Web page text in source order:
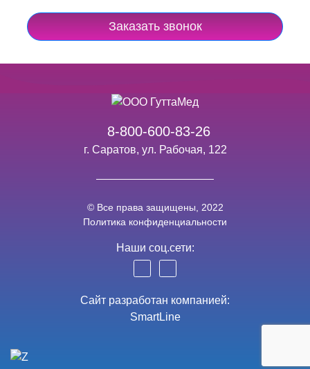
Заказать звонок
8-800-600-83-26
г. Саратов, ул. Рабочая, 122
© Все права защищены, 2022
Политика конфиденциальности
Наши соц.сети:
Сайт разработан компанией:
SmartLine